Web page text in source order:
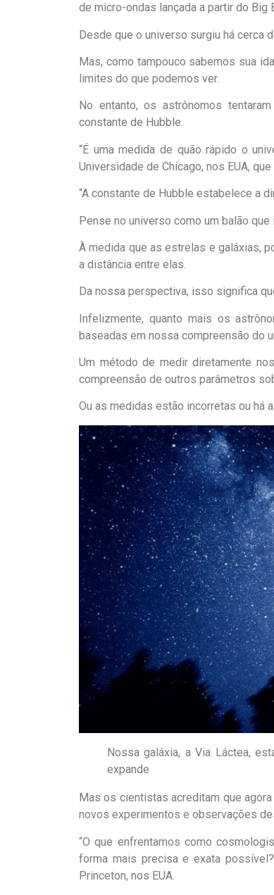
de micro-ondas lançada a partir do Big
Desde que o universo surgiu há cerca
Mas, como tampouco sabemos sua
limites do que podemos ver.
No entanto, os astrônomos
constante de Hubble.
“É uma medida de quão rápido o
Universidade de Chicago, nos EUA,
“A constante de Hubble estabelece a
Pense no universo como um balão que
À medida que as estrelas e galáxias,
a distância entre elas.
Da nossa perspectiva, isso significa
Infelizmente, quanto mais os
baseadas em nossa compreensão do
Um método de medir diretamente
compreensão de outros parâmetros
Ou as medidas estão incorretas ou há
Nossa galáxia, a Via Láctea,
expande
Mas os cientistas acreditam que
novos experimentos e observações
“O que enfrentamos como
forma mais precisa e exata
Princeton, nos EUA.